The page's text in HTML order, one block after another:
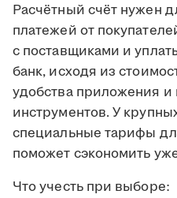
Расчётный счёт нужен
платежей от
с поставщиками и
банк, исходя из
удобства приложения
инструментов. У
специальные тарифы
поможет сэкономить
Что учесть при выборе: